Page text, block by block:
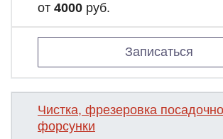
от 4000 руб.
Записаться
Чистка, фрезеровка
форсунки